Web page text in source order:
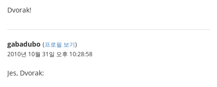
Dvorak!
gabadubo (프로필 보기)
2010년 10월 31일 오후 10:28:58
Jes, Dvorak: